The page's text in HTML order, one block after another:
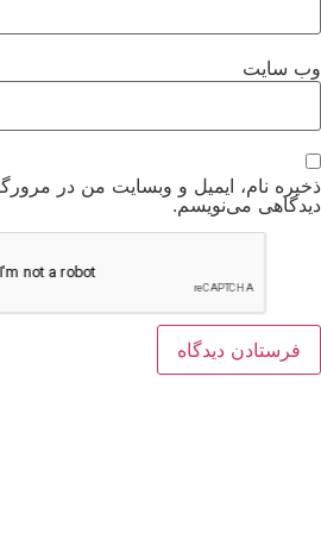
وب‌ سایت
ذخیره نام، ایمیل و وبسایت من در
دیدگاهی می‌نویسم.